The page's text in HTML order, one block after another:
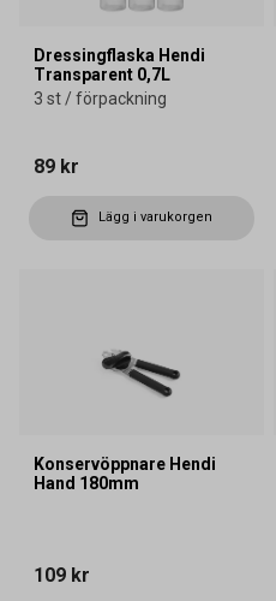
Dressingflaska Hendi
Transparent 0,7L
3 st / förpackning
89 kr
Lägg i varukorgen
Konservöppnare Hendi
Hand 180mm
109 kr